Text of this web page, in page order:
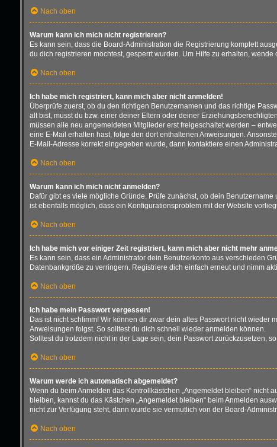
Nach oben
Warum kann ich mich nicht registrieren?
Es kann sein, dass die Board-Administration die Registrierung komplett
du dich registrieren möchtest, gesperrt wurden. Um Hilfe zu erhalten, wende
Nach oben
Ich habe mich registriert, kann mich aber nicht anmelden!
Überprüfe zuerst, ob du den richtigen Benutzernamen und das richtige
alt bist, musst du bzw. einer deiner Eltern oder deiner
müssen alle neu angemeldeten Mitglieder erst freigeschaltet werden –
eine E-Mail erhalten hast, folge den dort enthaltenen Anweisungen.
E-Mail-Adresse korrekt eingegeben wurde, dann kontaktiere einen
Nach oben
Warum kann ich mich nicht anmelden?
Dafür gibt es viele mögliche Gründe. Prüfe zunächst, ob dein
ist ebenfalls möglich, dass ein Konfigurationsproblem mit der Website
Nach oben
Ich habe mich vor einiger Zeit registriert, kann mich aber nicht mehr
Es kann sein, dass ein Administrator dein Benutzerkonto aus verschieden
Datenbankgröße zu verringern. Registriere dich einfach erneut und nimm
Nach oben
Ich habe mein Passwort vergessen!
Das ist nicht schlimm! Wir können dir zwar dein altes Passwort nicht wieder
Anweisungen folgst. So solltest du dich schnell wieder anmelden können.
Solltest du trotzdem nicht in der Lage sein, dein Passwort zurückzusetzen,
Nach oben
Warum werde ich automatisch abgemeldet?
Wenn du beim Anmelden das Kontrollkästchen „Angemeldet bleiben“
bleiben, kannst du das Kästchen „Angemeldet bleiben“ beim Anmelden
nicht zur Verfügung steht, dann wurde sie vermutlich von der Board-
Nach oben